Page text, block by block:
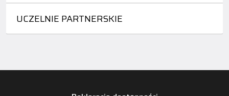
UCZELNIE PARTNERSKIE